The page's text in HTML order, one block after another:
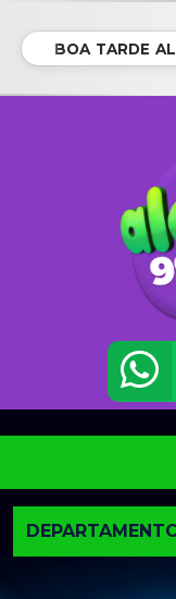
BOA TARDE